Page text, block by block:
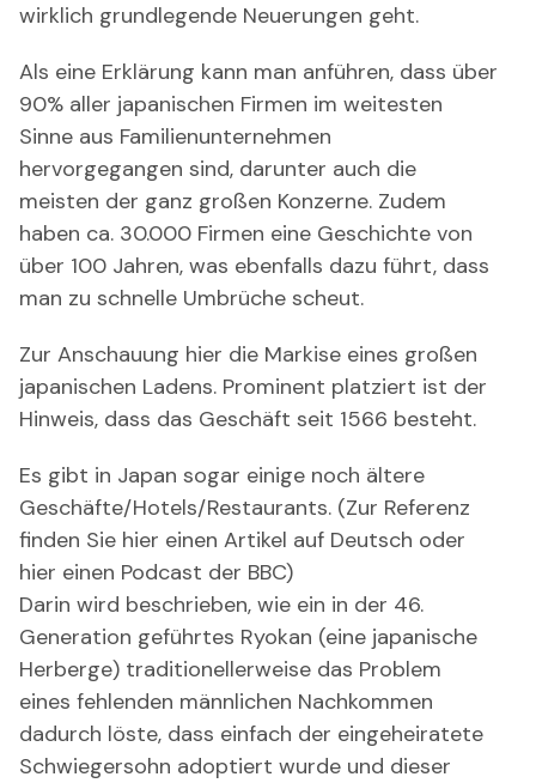
wirklich grundlegende Neuerungen geht.
Als eine Erklärung kann man anführen, dass über
90% aller japanischen Firmen im weitesten
Sinne aus Familienunternehmen
hervorgegangen sind, darunter auch die
meisten der ganz großen Konzerne. Zudem
haben ca. 30.000 Firmen eine Geschichte von
über 100 Jahren, was ebenfalls dazu führt, dass
man zu schnelle Umbrüche scheut.
Zur Anschauung hier die Markise eines großen
japanischen Ladens. Prominent platziert ist der
Hinweis, dass das Geschäft seit 1566 besteht.
Es gibt in Japan sogar einige noch ältere
Geschäfte/Hotels/Restaurants. (Zur Referenz
finden Sie hier einen Artikel auf Deutsch oder
hier einen Podcast der BBC)
Darin wird beschrieben, wie ein in der 46.
Generation geführtes Ryokan (eine japanische
Herberge) traditionellerweise das Problem
eines fehlenden männlichen Nachkommen
dadurch löste, dass einfach der eingeheiratete
Schwiegersohn adoptiert wurde und dieser